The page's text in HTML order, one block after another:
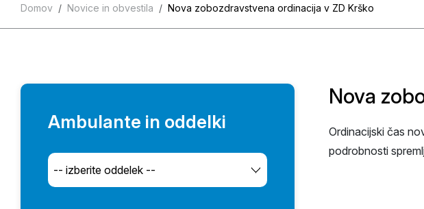
Domov Novice in obvestila Nova zobozdravstvena ordinacija v ZD Krško
Ambulante in oddelki
Nova
Ordinacijski čas
podrobnosti